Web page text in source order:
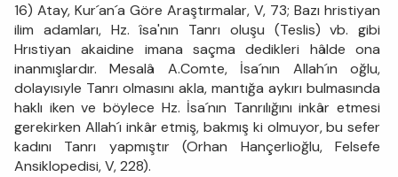
16) Atay, Kur´an´a Göre Araştırmalar, V, 73; Bazı hristiyan
ilim adamları, Hz. îsa'nın Tanrı oluşu (Teslis) vb. gibi
Hrıstiyan akaidine imana saçma dedikleri hâlde ona
inanmışlardır. Mesalâ A.Comte, İsa´nın Allah´ın oğlu,
dolayısıyle Tanrı olmasını akla, mantığa aykırı bulmasında
haklı iken ve böylece Hz. İsa´nın Tanrılığını inkâr etmesi
gerekirken Allah´ı inkâr etmiş, bakmış ki olmuyor, bu sefer
kadını Tanrı yapmıştır (Orhan Hançerlioğlu, Felsefe
Ansiklopedisi, V, 228).